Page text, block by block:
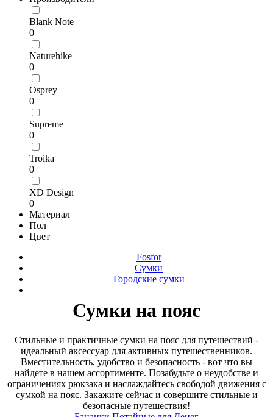
Blank Note
0
Naturehike
0
Osprey
0
Supreme
0
Troika
0
XD Design
0
Материал
Пол
Цвет
Fosfor
Сумки
Городские сумки
Сумки на пояс
Стильные и практичные сумки на пояс для путешествий -
идеальный аксессуар для активных путешественников.
Вместительность, удобство и безопасность - вот что вы
найдете в нашем ассортименте. Позабудьте о неудобстве и
ограничениях рюкзака и наслаждайтесь свободой движения с
сумкой на пояс. Закажите сейчас и совершите стильные и
безопасные путешествия!